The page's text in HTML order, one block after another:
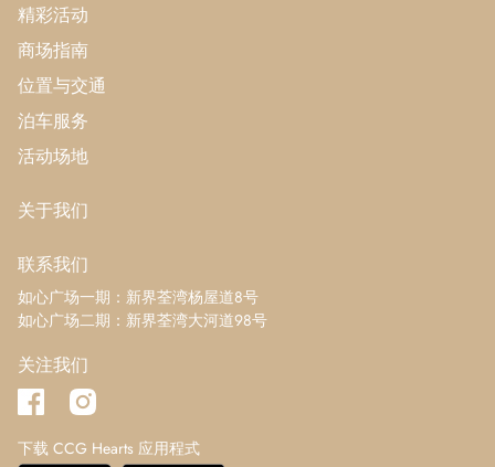
精彩活动
商场指南
位置与交通
泊车服务
活动场地
关于我们
联系我们
如心广场一期：新界荃湾杨屋道8号
如心广场二期：新界荃湾大河道98号
关注我们
下载 CCG Hearts 应用程式